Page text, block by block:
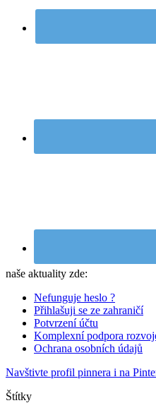
naše aktuality zde:
Nefunguje heslo ?
Přihlašuji se ze zahraničí
Potvrzení účtu
Komplexní podpora
Ochrana osobních údajů
Navštivte profil pinnera i na
Štítky